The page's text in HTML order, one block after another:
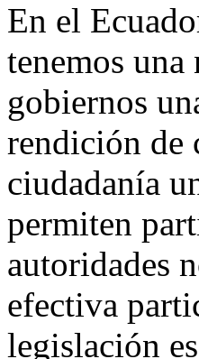
En el
tenemos
gobiernos
rendición de
ciudadanía
permiten
autoridades
efectiva
legislación